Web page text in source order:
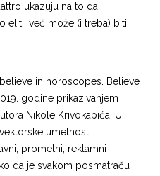
ukazuju na to da
eliti, već može (i treba) biti
in horoscopes. Believe
godine prikazivanjem
Nikole Krivokapića. U
umetnosti.
prometni, reklamni
da je svakom posmatraču